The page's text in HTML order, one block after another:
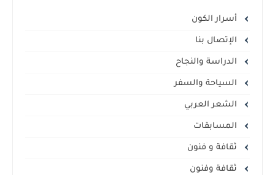
أسرار الكون
الإتصال بنا
الدراسة والنجاح
السياحة والسفر
الشعر العربي
المسابقات
ثقافة و فنون
ثقافة وفنون